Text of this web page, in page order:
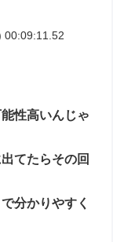
00:09:11.52
性高いんじゃ
てたらその回
分かりやすく